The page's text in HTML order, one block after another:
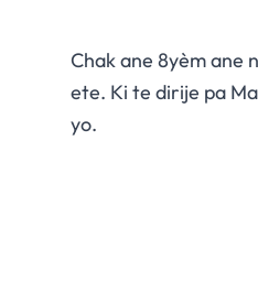
Chak ane 8yèm ane
ete. Ki te dirije pa
yo.